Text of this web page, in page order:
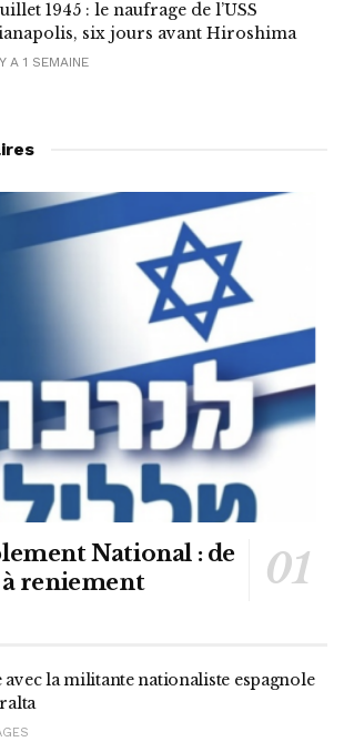
1945 : le naufrage de l’USS
six jours avant Hiroshima
A 1 SEMAINE
National : de
reniement
avec la militante nationaliste espagnole